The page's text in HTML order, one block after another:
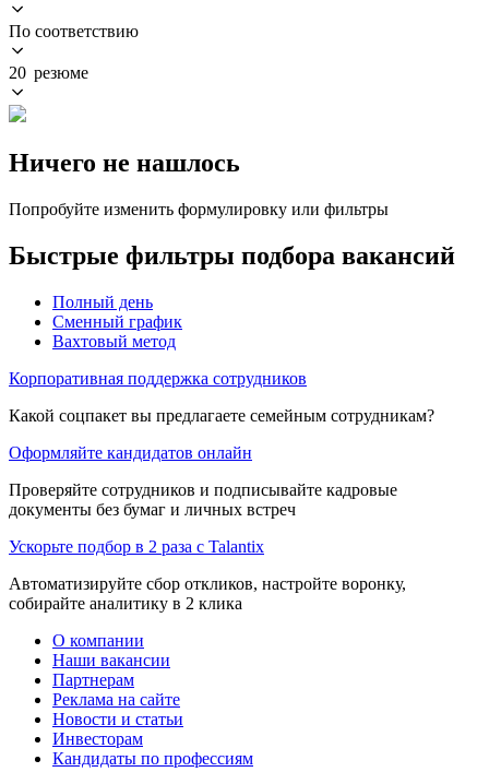
По соответствию
20 резюме
Ничего не нашлось
Попробуйте изменить формулировку или фильтры
Быстрые фильтры подбора вакансий
Полный день
Сменный график
Вахтовый метод
Корпоративная поддержка сотрудников
Какой соцпакет вы предлагаете семейным сотрудникам?
Оформляйте кандидатов онлайн
Проверяйте сотрудников и подписывайте кадровые
документы без бумаг и личных встреч
Ускорьте подбор в 2 раза с Talantix
Автоматизируйте сбор откликов, настройте воронку,
собирайте аналитику в 2 клика
О компании
Наши вакансии
Партнерам
Реклама на сайте
Новости и статьи
Инвесторам
Кандидаты по профессиям